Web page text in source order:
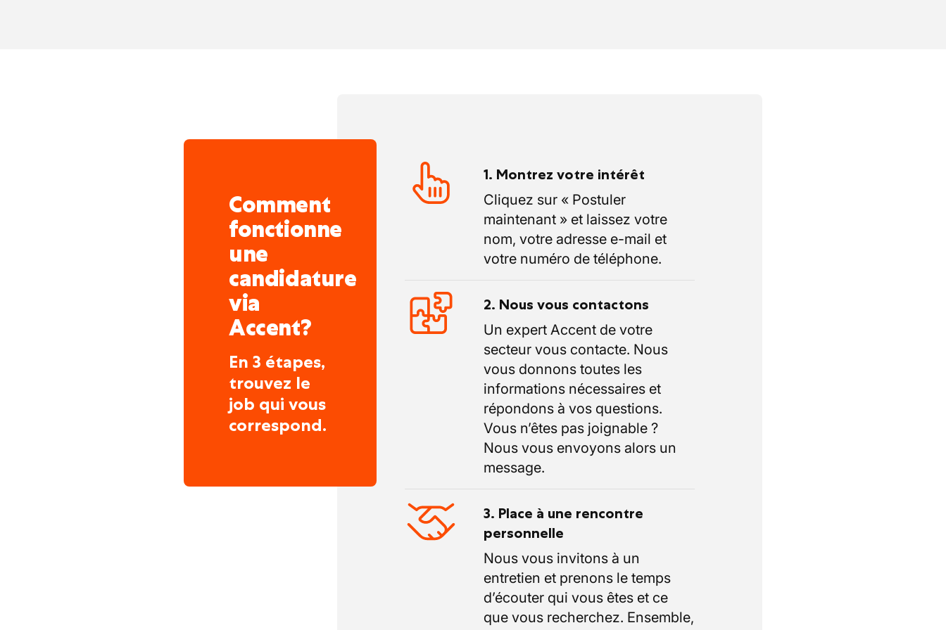
Le cadre de travail ? Une équipe soudée, bienveillante et moderne
Comment
fonctionne
une
candidature
via
Accent?
En 3 étapes,
trouvez le
job qui vous
correspond.
1. Montrez votre intérêt
Cliquez sur « Postuler
maintenant » et laissez votre
nom, votre adresse e-mail et
votre numéro de téléphone.
2. Nous vous contactons
Un expert Accent de votre
secteur vous contacte. Nous
vous donnons toutes les
informations nécessaires et
répondons à vos questions.
Vous n’êtes pas joignable ?
Nous vous envoyons alors un
message.
3. Place à une rencontre
personnelle
Nous vous invitons à un
entretien et prenons le temps
d’écouter qui vous êtes et ce
que vous recherchez. Ensemble,